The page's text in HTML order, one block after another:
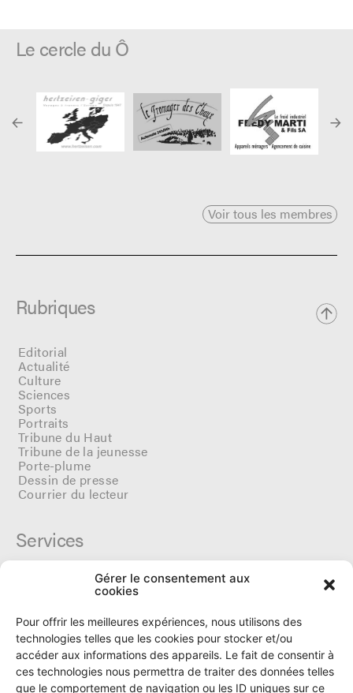
Gérer le consentement aux
cookies
Pour offrir les meilleures expériences, nous utilisons des
technologies telles que les cookies pour stocker et/ou
accéder aux informations des appareils. Le fait de consentir à
ces technologies nous permettra de traiter des données telles
que le comportement de navigation ou les ID uniques sur ce
Le cercle du Ô
Voir tous les membres
Rubriques
Editorial
Actualité
Culture
Sciences
Sports
Portraits
Tribune du Haut
Tribune de la jeunesse
Porte-plume
Dessin de presse
Courrier du lecteur
Services
Archives
Tarifs et dates de parutions
Politique de cookies
Politique de confidentialité